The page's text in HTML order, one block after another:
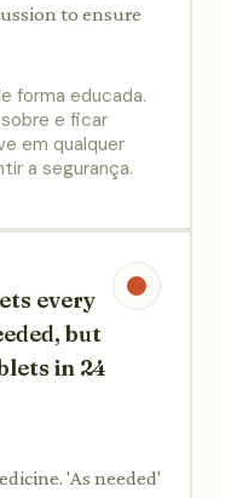
to ensure
forma educada.
e ficar
em qualquer
a segurança.
every
but
in 24
'As needed'